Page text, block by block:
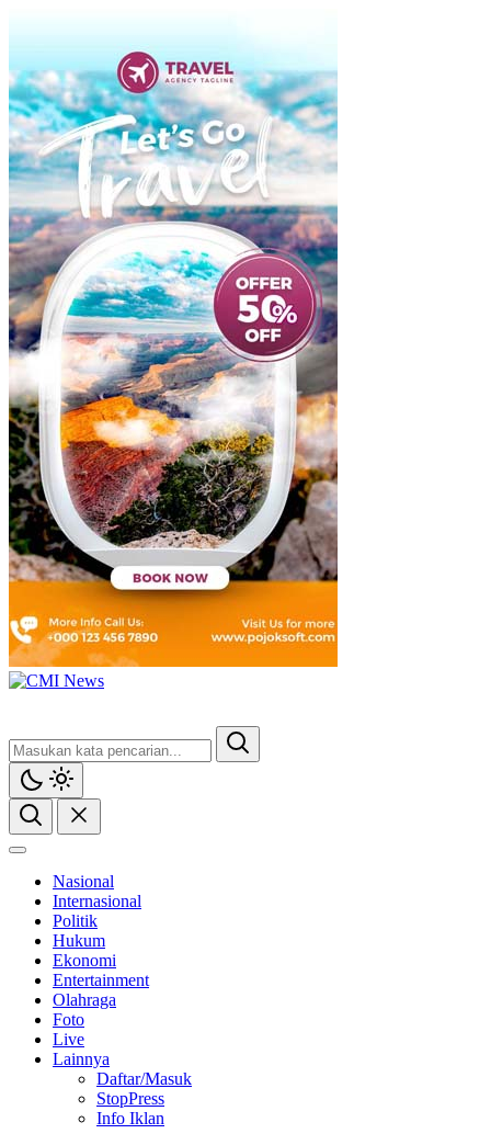
CMI News
Berani, Integritas dan Loyalitas
Nasional
Internasional
Politik
Hukum
Ekonomi
Entertainment
Olahraga
Foto
Live
Lainnya
Daftar/Masuk
StopPress
Info Iklan